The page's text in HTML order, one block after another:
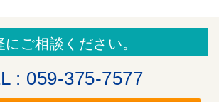
ご相談ください。
: 059-375-7577